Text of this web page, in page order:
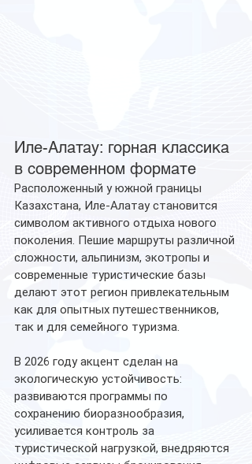
Иле-Алатау: горная классика
в современном формате
Расположенный у южной границы
Казахстана, Иле-Алатау становится
символом активного отдыха нового
поколения. Пешие маршруты различной
сложности, альпинизм, экотропы и
современные туристические базы
делают этот регион привлекательным
как для опытных путешественников,
так и для семейного туризма.
В 2026 году акцент сделан на
экологическую устойчивость:
развиваются программы по
сохранению биоразнообразия,
усиливается контроль за
туристической нагрузкой, внедряются